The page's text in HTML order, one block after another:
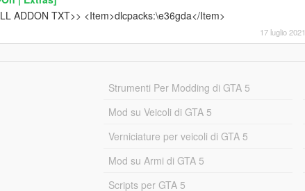
ADDON TXT>> <Item>dlcpacks:\e36gda</Item>
17 luglio 2021
Strumenti Per Modding di GTA 5
Mod su Veicoli di GTA 5
Verniciature per veicoli di GTA 5
Mod su Armi di GTA 5
Scripts per GTA 5